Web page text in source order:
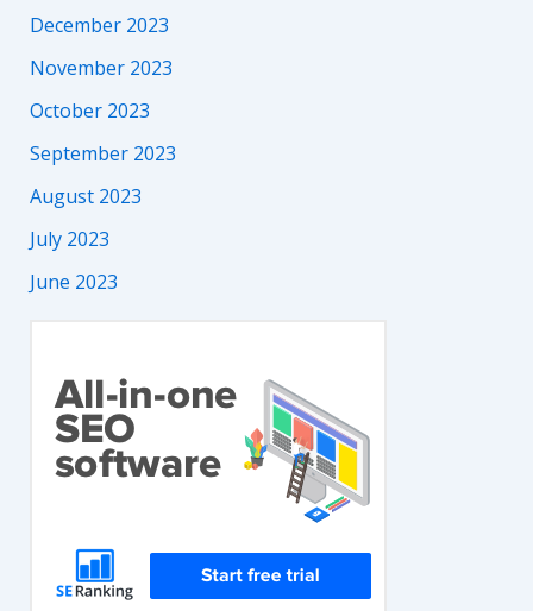
December 2023
November 2023
October 2023
September 2023
August 2023
July 2023
June 2023